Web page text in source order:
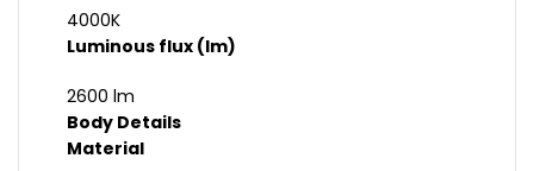
4000K
Luminous flux (lm)
2600 lm
Body Details
Material